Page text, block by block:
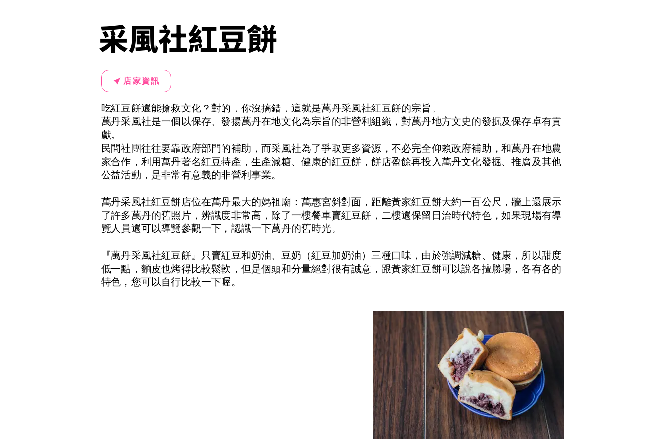
采風社紅豆餅
店家資訊
吃紅豆餅還能搶救文化？對的，你沒搞錯，這就是萬丹采風社紅豆餅的宗旨。
萬丹采風社是一個以保存、發揚萬丹在地文化為宗旨的非營利組織，對萬丹地方文史的發掘及保存卓有貢
獻。
民間社團往往要靠政府部門的補助，而采風社為了爭取更多資源，不必完全仰賴政府補助，和萬丹在地農
家合作，利用萬丹著名紅豆特產，生產減糖、健康的紅豆餅，餅店盈餘再投入萬丹文化發掘、推廣及其他
公益活動，是非常有意義的非營利事業。
萬丹采風社紅豆餅店位在萬丹最大的媽祖廟：萬惠宮斜對面，距離黃家紅豆餅大約一百公尺，牆上還展示
了許多萬丹的舊照片，辨識度非常高，除了一樓餐車賣紅豆餅，二樓還保留日治時代特色，如果現場有導
覽人員還可以導覽參觀一下，認識一下萬丹的舊時光。
『萬丹采風社紅豆餅』只賣紅豆和奶油、豆奶（紅豆加奶油）三種口味，由於強調減糖、健康，所以甜度
低一點，麵皮也烤得比較鬆軟，但是個頭和分量絕對很有誠意，跟黃家紅豆餅可以說各擅勝場，各有各的
特色，您可以自行比較一下喔。